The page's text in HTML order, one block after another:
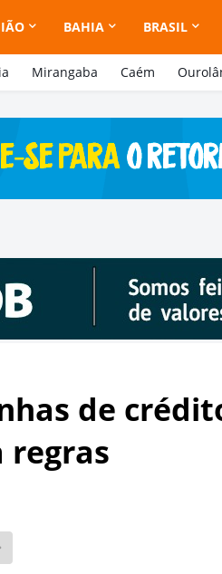
BAHIA BRASIL
Mirangaba Caém
de
regras